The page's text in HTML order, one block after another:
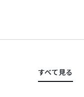
すべて見る